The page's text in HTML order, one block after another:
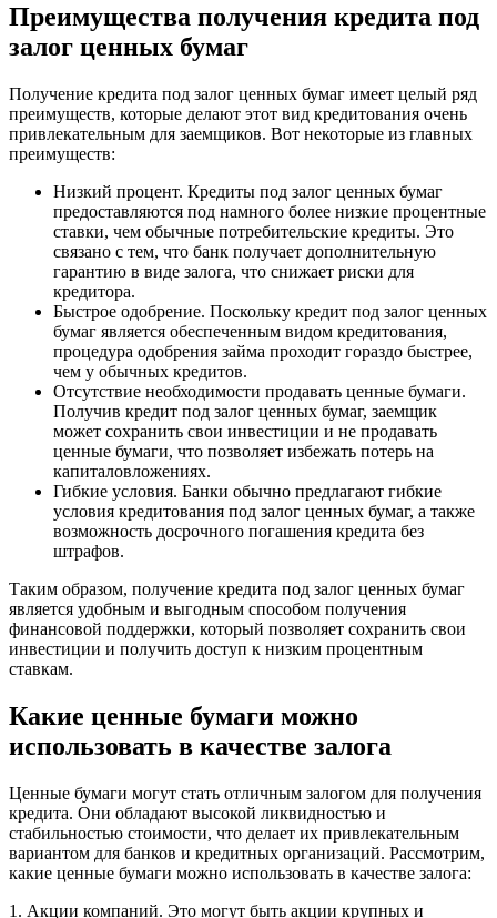
Преимущества получения кредита под
залог ценных бумаг
Получение кредита под залог ценных бумаг имеет целый ряд
преимуществ, которые делают этот вид кредитования очень
привлекательным для заемщиков. Вот некоторые из главных
преимуществ:
Низкий процент. Кредиты под залог ценных бумаг
предоставляются под намного более низкие процентные
ставки, чем обычные потребительские кредиты. Это
связано с тем, что банк получает дополнительную
гарантию в виде залога, что снижает риски для
кредитора.
Быстрое одобрение. Поскольку кредит под залог ценных
бумаг является обеспеченным видом кредитования,
процедура одобрения займа проходит гораздо быстрее,
чем у обычных кредитов.
Отсутствие необходимости продавать ценные бумаги.
Получив кредит под залог ценных бумаг, заемщик
может сохранить свои инвестиции и не продавать
ценные бумаги, что позволяет избежать потерь на
капиталовложениях.
Гибкие условия. Банки обычно предлагают гибкие
условия кредитования под залог ценных бумаг, а также
возможность досрочного погашения кредита без
штрафов.
Таким образом, получение кредита под залог ценных бумаг
является удобным и выгодным способом получения
финансовой поддержки, который позволяет сохранить свои
инвестиции и получить доступ к низким процентным
ставкам.
Какие ценные бумаги можно
использовать в качестве залога
Ценные бумаги могут стать отличным залогом для получения
кредита. Они обладают высокой ликвидностью и
стабильностью стоимости, что делает их привлекательным
вариантом для банков и кредитных организаций. Рассмотрим,
какие ценные бумаги можно использовать в качестве залога:
1. Акции компаний. Это могут быть акции крупных и